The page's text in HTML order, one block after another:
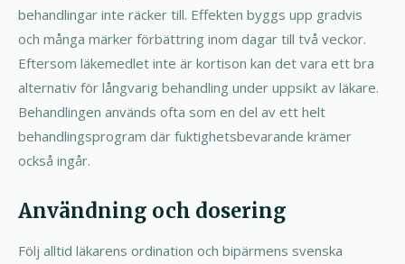
behandlingar inte räcker till. Effekten byggs upp gradvis
och många märker förbättring inom dagar till två veckor.
Eftersom läkemedlet inte är kortison kan det vara ett bra
alternativ för långvarig behandling under uppsikt av läkare.
Behandlingen används ofta som en del av ett helt
behandlingsprogram där fuktighetsbevarande krämer
också ingår.
Användning och dosering
Följ alltid läkarens ordination och bipärmens svenska